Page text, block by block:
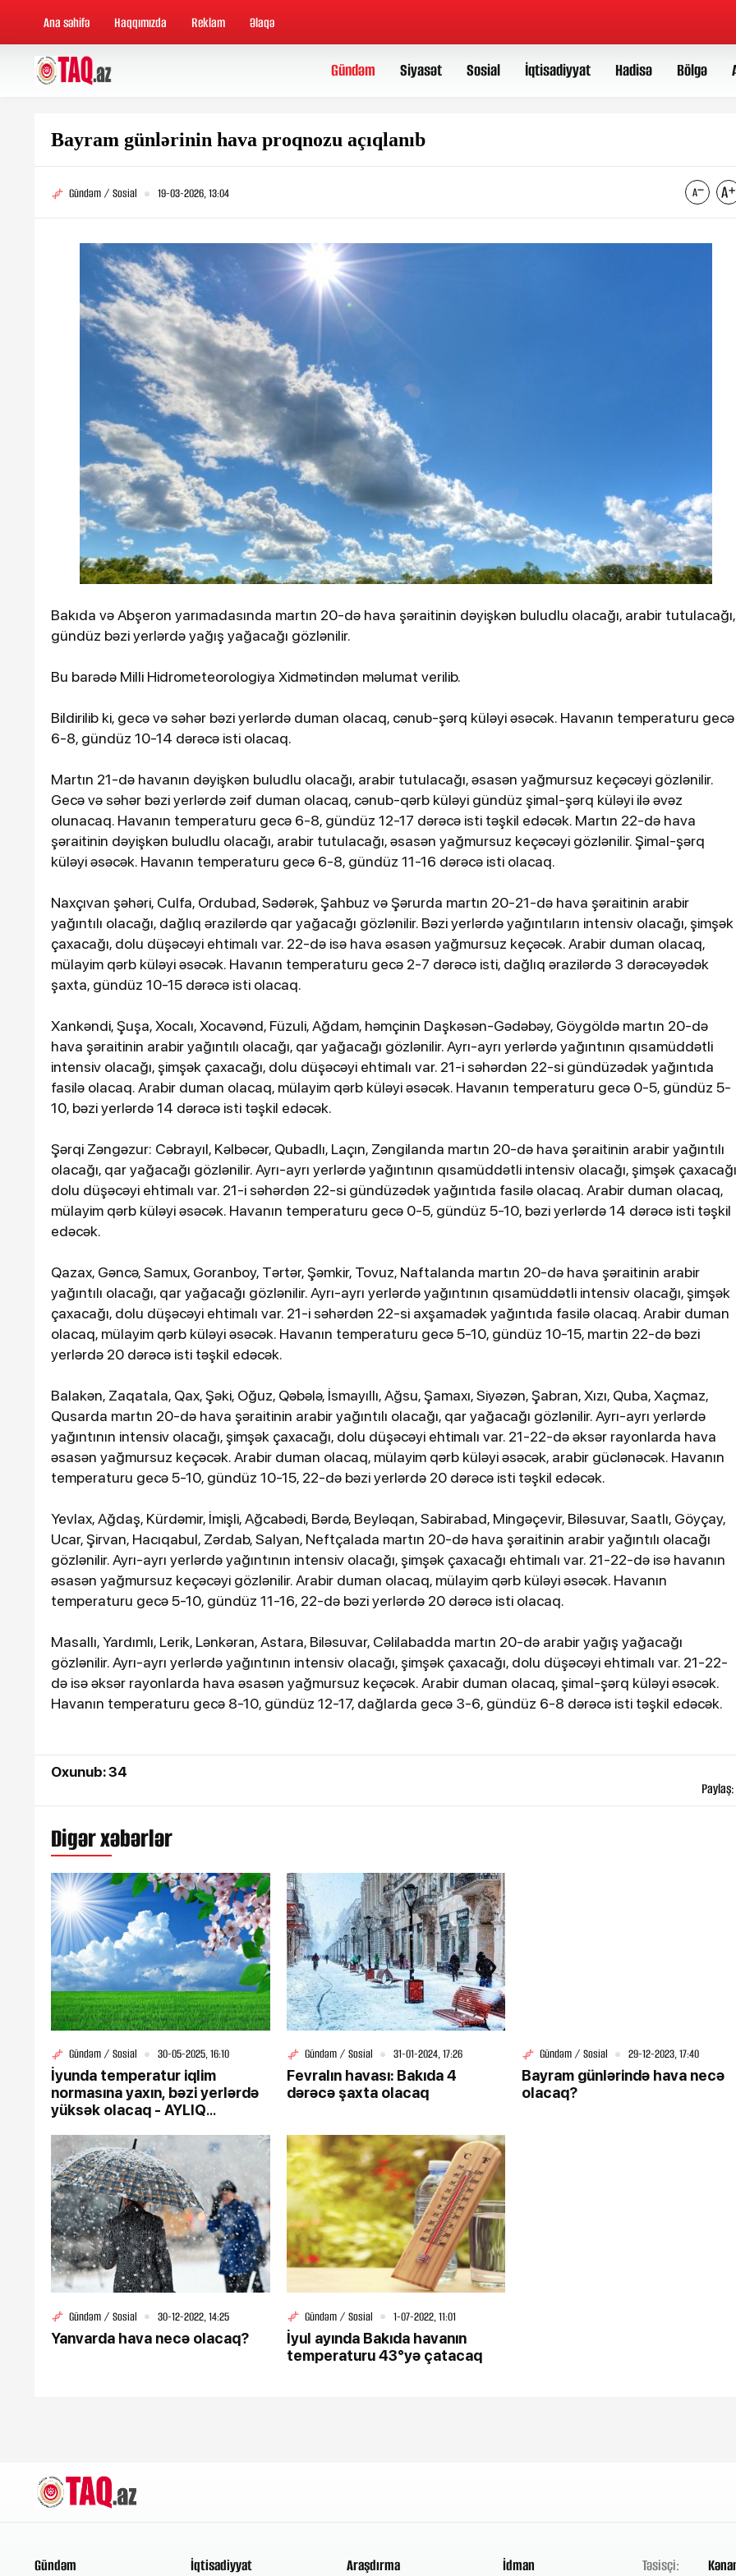
Ana səhifə Haqqımızda Reklam Əlaqə
Gündəm Siyasət Sosial İqtisadiyyat Hadisə Bölgə
Bayram günlərinin hava proqnozu açıqlanıb
Gündəm / Sosial 19-03-2026, 13:04
Bakıda və Abşeron yarımadasında martın 20-də hava şəraitinin dəyişkən buludlu olacağı, arabir tutulacağı,
gündüz bəzi yerlərdə yağış yağacağı gözlənilir.
Bu barədə Milli Hidrometeorologiya Xidmətindən məlumat verilib.
Bildirilib ki, gecə və səhər bəzi yerlərdə duman olacaq, cənub-şərq küləyi əsəcək. Havanın temperaturu gecə
6-8, gündüz 10-14 dərəcə isti olacaq.
Martın 21-də havanın dəyişkən buludlu olacağı, arabir tutulacağı, əsasən yağmursuz keçəcəyi gözlənilir.
Gecə və səhər bəzi yerlərdə zəif duman olacaq, cənub-qərb küləyi gündüz şimal-şərq küləyi ilə əvəz
olunacaq. Havanın temperaturu gecə 6-8, gündüz 12-17 dərəcə isti təşkil edəcək. Martın 22-də hava
şəraitinin dəyişkən buludlu olacağı, arabir tutulacağı, əsasən yağmursuz keçəcəyi gözlənilir. Şimal-şərq
küləyi əsəcək. Havanın temperaturu gecə 6-8, gündüz 11-16 dərəcə isti olacaq.
Naxçıvan şəhəri, Culfa, Ordubad, Sədərək, Şahbuz və Şərurda martın 20-21-də hava şəraitinin arabir
yağıntılı olacağı, dağlıq ərazilərdə qar yağacağı gözlənilir. Bəzi yerlərdə yağıntıların intensiv olacağı, şimşək
çaxacağı, dolu düşəcəyi ehtimalı var. 22-də isə hava əsasən yağmursuz keçəcək. Arabir duman olacaq,
mülayim qərb küləyi əsəcək. Havanın temperaturu gecə 2-7 dərəcə isti, dağlıq ərazilərdə 3 dərəcəyədək
şaxta, gündüz 10-15 dərəcə isti olacaq.
Xankəndi, Şuşa, Xocalı, Xocavənd, Füzuli, Ağdam, həmçinin Daşkəsən-Gədəbəy, Göygöldə martın 20-də
hava şəraitinin arabir yağıntılı olacağı, qar yağacağı gözlənilir. Ayrı-ayrı yerlərdə yağıntının qısamüddətli
intensiv olacağı, şimşək çaxacağı, dolu düşəcəyi ehtimalı var. 21-i səhərdən 22-si gündüzədək yağıntıda
fasilə olacaq. Arabir duman olacaq, mülayim qərb küləyi əsəcək. Havanın temperaturu gecə 0-5, gündüz 5-
10, bəzi yerlərdə 14 dərəcə isti təşkil edəcək.
Şərqi Zəngəzur: Cəbrayıl, Kəlbəcər, Qubadlı, Laçın, Zəngilanda martın 20-də hava şəraitinin arabir yağıntılı
olacağı, qar yağacağı gözlənilir. Ayrı-ayrı yerlərdə yağıntının qısamüddətli intensiv olacağı, şimşək
dolu düşəcəyi ehtimalı var. 21-i səhərdən 22-si gündüzədək yağıntıda fasilə olacaq. Arabir duman olacaq,
mülayim qərb küləyi əsəcək. Havanın temperaturu gecə 0-5, gündüz 5-10, bəzi yerlərdə 14 dərəcə isti təşkil
edəcək.
Qazax, Gəncə, Samux, Goranboy, Tərtər, Şəmkir, Tovuz, Naftalanda martın 20-də hava şəraitinin arabir
yağıntılı olacağı, qar yağacağı gözlənilir. Ayrı-ayrı yerlərdə yağıntının qısamüddətli intensiv olacağı, şimşək
çaxacağı, dolu düşəcəyi ehtimalı var. 21-i səhərdən 22-si axşamadək yağıntıda fasilə olacaq. Arabir duman
olacaq, mülayim qərb küləyi əsəcək. Havanın temperaturu gecə 5-10, gündüz 10-15, martin 22-də bəzi
yerlərdə 20 dərəcə isti təşkil edəcək.
Balakən, Zaqatala, Qax, Şəki, Oğuz, Qəbələ, İsmayıllı, Ağsu, Şamaxı, Siyəzən, Şabran, Xızı, Quba, Xaçmaz,
Qusarda martın 20-də hava şəraitinin arabir yağıntılı olacağı, qar yağacağı gözlənilir. Ayrı-ayrı yerlərdə
yağıntının intensiv olacağı, şimşək çaxacağı, dolu düşəcəyi ehtimalı var. 21-22-də əksər rayonlarda hava
əsasən yağmursuz keçəcək. Arabir duman olacaq, mülayim qərb küləyi əsəcək, arabir güclənəcək. Havanın
temperaturu gecə 5-10, gündüz 10-15, 22-də bəzi yerlərdə 20 dərəcə isti təşkil edəcək.
Yevlax, Ağdaş, Kürdəmir, İmişli, Ağcabədi, Bərdə, Beyləqan, Sabirabad, Mingəçevir, Biləsuvar, Saatlı, Göyçay,
Ucar, Şirvan, Hacıqabul, Zərdab, Salyan, Neftçalada martın 20-də hava şəraitinin arabir yağıntılı olacağı
gözlənilir. Ayrı-ayrı yerlərdə yağıntının intensiv olacağı, şimşək çaxacağı ehtimalı var. 21-22-də isə havanın
əsasən yağmursuz keçəcəyi gözlənilir. Arabir duman olacaq, mülayim qərb küləyi əsəcək. Havanın
temperaturu gecə 5-10, gündüz 11-16, 22-də bəzi yerlərdə 20 dərəcə isti olacaq.
Masallı, Yardımlı, Lerik, Lənkəran, Astara, Biləsuvar, Cəlilabadda martın 20-də arabir yağış yağacağı
gözlənilir. Ayrı-ayrı yerlərdə yağıntının intensiv olacağı, şimşək çaxacağı, dolu düşəcəyi ehtimalı var. 21-22-
də isə əksər rayonlarda hava əsasən yağmursuz keçəcək. Arabir duman olacaq, şimal-şərq küləyi əsəcək.
Havanın temperaturu gecə 8-10, gündüz 12-17, dağlarda gecə 3-6, gündüz 6-8 dərəcə isti təşkil edəcək.
Oxunub: 34
Paylaş:
Digər xəbərlər
Gündəm / Sosial 30-05-2025, 16:10
İyunda temperatur iqlim
normasına yaxın, bəzi yerlərdə
yüksək olacaq - AYLIQ
Gündəm / Sosial 31-01-2024, 17:26
Fevralın havası: Bakıda 4
dərəcə şaxta olacaq
Gündəm / Sosial 29-12-2023, 17:40
Bayram günlərində hava necə
olacaq?
Gündəm / Sosial 30-12-2022, 14:25
Yanvarda hava necə olacaq?
Gündəm / Sosial 1-07-2022, 11:01
İyul ayında Bakıda havanın
temperaturu 43°yə çatacaq
Ötən il 900 əsər və ifa qeydiyyatdan
keçirilib
iş adamı qəzada
İsrail Səhiyyə Nazirliyi İranın
sayını açıqlayıb
Ukraynadan kömək istəmədiyini
salatdan
25-07-2026, 11:38
Türkiyədə sərnişin avtobusu
avtomobillə toqquşub, 30 nəfər
16-07-2026, 15:16
Şabranda 53 yaşlı kişini cərəyan
vuraraq öldürüb
Gündəm
İqtisadiyyat
Araşdırma
İdman
Təsisçi: